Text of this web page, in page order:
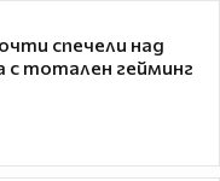
спечели над
с тотален гейминг